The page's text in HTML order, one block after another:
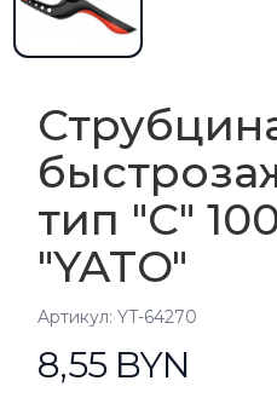
тип "С"
"YATO"
Aртикул: YT-64270
8,55 BYN